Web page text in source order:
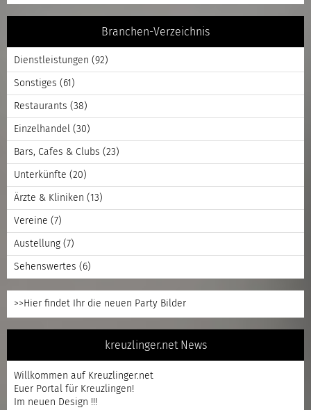
Branchen-Verzeichnis
Dienstleistungen (92)
Sonstiges (61)
Restaurants (38)
Einzelhandel (30)
Bars, Cafes & Clubs (23)
Unterkünfte (20)
Ärzte & Kliniken (13)
Vereine (7)
Austellung (7)
Sehenswertes (6)
>>Hier findet Ihr die neuen Party Bilder
kreuzlinger.net News
Willkommen auf Kreuzlinger.net
Euer Portal für Kreuzlingen!
Im neuen Design !!!